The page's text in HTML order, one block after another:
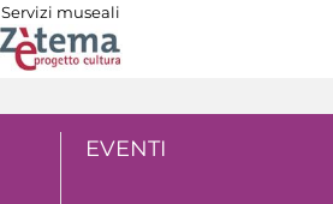
Servizi museali
EVENTI